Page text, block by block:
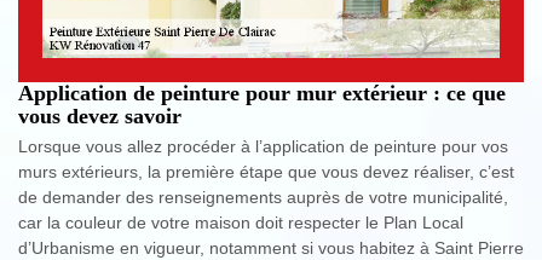
Application de peinture pour mur extérieur : ce que
vous devez savoir
Lorsque vous allez procéder à l’application de peinture pour vos
murs extérieurs, la première étape que vous devez réaliser, c’est
de demander des renseignements auprès de votre municipalité,
car la couleur de votre maison doit respecter le Plan Local
d’Urbanisme en vigueur, notamment si vous habitez à Saint Pierre